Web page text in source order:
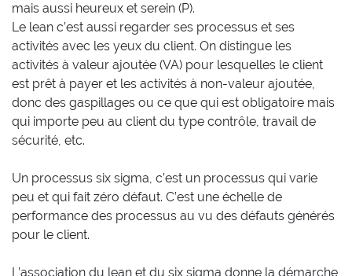
mais aussi heureux et serein (P).
Le lean c’est aussi regarder ses processus et ses
activités avec les yeux du client. On distingue les
activités à valeur ajoutée (VA) pour lesquelles le client
est prêt à payer et les activités à non-valeur ajoutée,
donc des gaspillages ou ce que qui est obligatoire mais
qui importe peu au client du type contrôle, travail de
sécurité, etc.
Un processus six sigma, c’est un processus qui varie
peu et qui fait zéro défaut. C’est une échelle de
performance des processus au vu des défauts générés
pour le client.
L’association du lean et du six sigma donne la démarche